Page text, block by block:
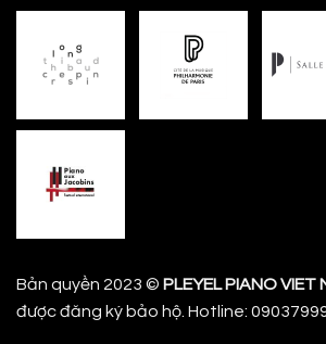
Bản quyền 2023 © PLEYEL PIANO VIET
được đăng ký bảo hộ. Hotline: